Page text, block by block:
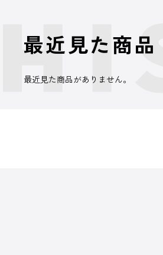
最近見た商品
最近見た商品がありません。